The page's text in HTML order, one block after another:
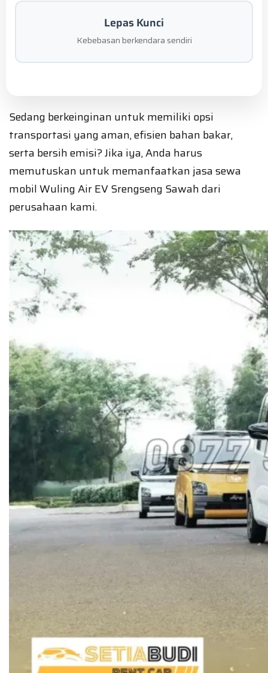
Lepas Kunci
Kebebasan berkendara sendiri
Sedang berkeinginan untuk memiliki opsi
transportasi yang aman, efisien bahan bakar,
serta bersih emisi? Jika iya, Anda harus
memutuskan untuk memanfaatkan jasa sewa
mobil Wuling Air EV Srengseng Sawah dari
perusahaan kami.